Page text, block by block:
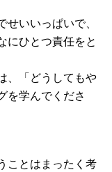
いいっぱいで、
にひとつ責任をと
、「どうしてもや
を学んでくださ
ことはまったく考